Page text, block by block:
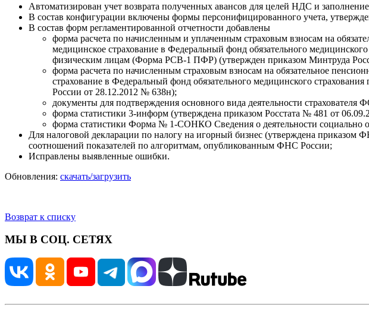
Автоматизирован учет возврата полученных авансов для целей НДС и
В состав конфигурации включены формы персонифицированного учета,
В состав форм регламентированной отчетности добавлены
форма расчета по начисленным и уплаченным страховым взносам на
медицинское страхование в Федеральный фонд обязательного
физическим лицам (Форма РСВ-1 ПФР) (утвержден приказом Минтруда
форма расчета по начисленным страховым взносам на обязательное
страхование в Федеральный фонд обязательного медицинского
России от 28.12.2012 № 638н);
документы для подтверждения основного вида деятельности страхователя
форма статистики 3-информ (утверждена приказом Росстата № 481 от
форма статистики Форма № 1-СОНКО Сведения о деятельности социально
Для налоговой декларации по налогу на игорный бизнес (утверждена
соотношений показателей по алгоритмам, опубликованным ФНС России;
Исправлены выявленные ошибки.
Обновления: скачать/загрузить
Возврат к списку
МЫ В СОЦ. СЕТЯХ